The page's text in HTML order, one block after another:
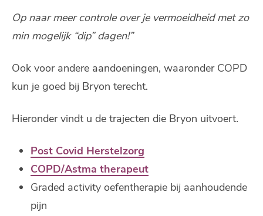
Op naar meer controle over je vermoeidheid met zo
min mogelijk “dip” dagen!”
Ook voor andere aandoeningen, waaronder COPD
kun je goed bij Bryon terecht.
Hieronder vindt u de trajecten die Bryon uitvoert.
Post Covid Herstelzorg
COPD/Astma therapeut
Graded activity oefentherapie bij aanhoudende
pijn